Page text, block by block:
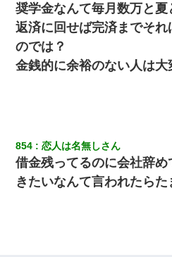
妹が嘘つきな元カレと寄りを戻し
ら、旦那の顔が曇って雰囲気が一
いつもより早く寝付いてしまった
デパートの外商『私さんだと名乗
選ばれたの！絶対見に来てね！」→
17年飼っていた犬が亡くなった。
近づいて頭突きをしてきて…
奨学金なんて毎月数万と
返済に回せば完済までそ
のでは？
金銭的に余裕のない人は
854 恋人は名無しさん
借金残ってるのに会社辞
きたいなんて言われたらた